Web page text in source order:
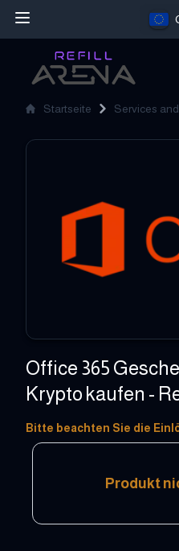
Startseite Services
Office 365
Krypto kaufen -
540 - 1999 HKD
Bitte beachten Sie die
Produkt